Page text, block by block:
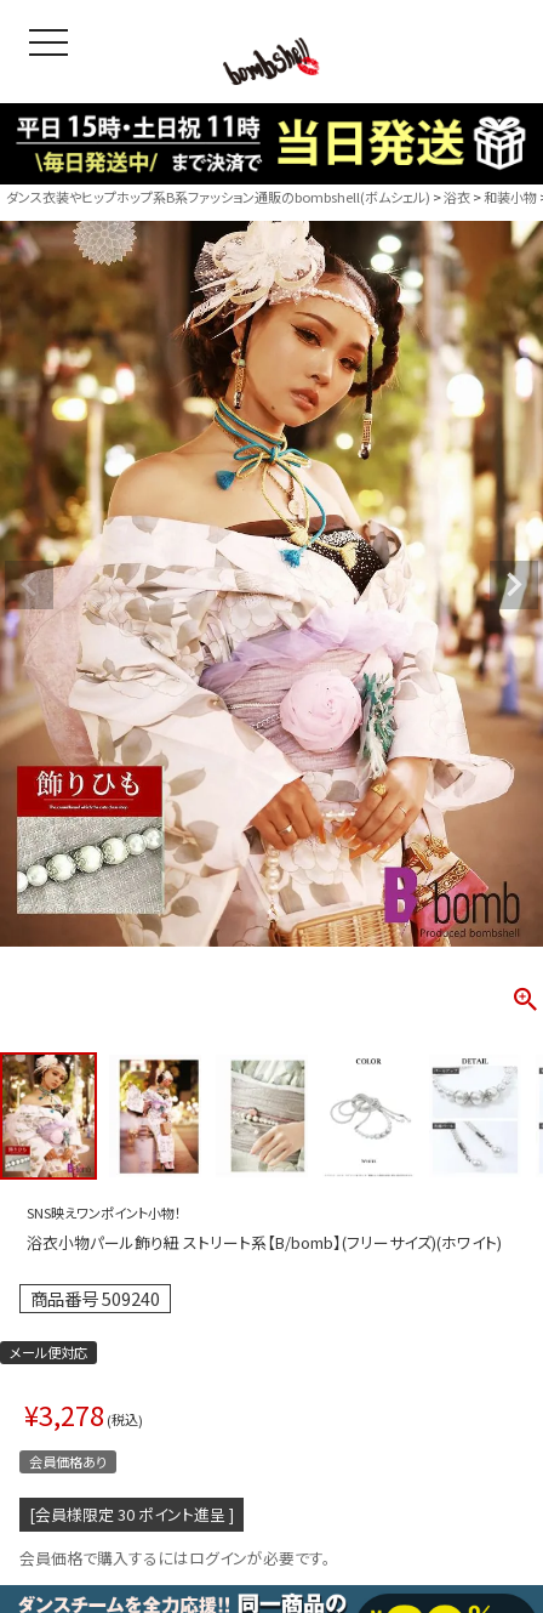
toggle navigation
＝ボムシェル】はダンス衣装専門ブランド。
衣装ならお任せ！オリジナル衣装やダンス衣装のトータル
ィネートのご提案。 ボムシェルならではの最新で斬新な
えをお届け。 撮影で使用してる小物や靴などダンサー必
ーデはイメージしやすく、全てボムシェルでご購入可能。
とは差別化出来るしっかりした衣装のご提案はダンサー
ージ映えを全力で応援してます。
商品一覧
CONTENTS
ス
ス
ー
アップ
ース
インワン／サロペット
ブラ・ニップレス
B/bomb
【B/bomb
「これど
好き女子
レッスン
シルエット
ンなど、幅
ゃれ女子
PICKUP
新作
トップス
ボトムス
セットアッ
ダンス衣装やヒップホップ系B系ファッション通販のbombshell(ボムシェル) 浴衣 和装小物
SNS映えワンポイント小物！
浴衣小物パール飾り紐 ストリート系【B/bomb】(フリーサイズ)(ホワイト)
商品番号509240
メール便対応
¥3,278 税込
会員価格あり
[会員様限定 30 ポイント進呈 ]
会員価格で購入するにはログインが必要です。